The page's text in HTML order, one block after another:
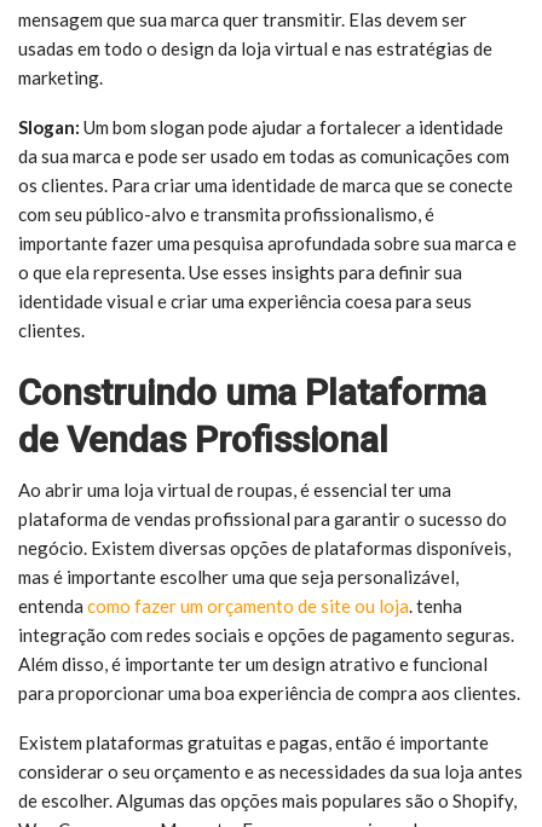
mensagem que sua marca quer transmitir. Elas devem ser
usadas em todo o design da loja virtual e nas estratégias de
marketing.
Slogan: Um bom slogan pode ajudar a fortalecer a identidade
da sua marca e pode ser usado em todas as comunicações com
os clientes. Para criar uma identidade de marca que se conecte
com seu público-alvo e transmita profissionalismo, é
importante fazer uma pesquisa aprofundada sobre sua marca e
o que ela representa. Use esses insights para definir sua
identidade visual e criar uma experiência coesa para seus
clientes.
Construindo uma Plataforma
de Vendas Profissional
Ao abrir uma loja virtual de roupas, é essencial ter uma
plataforma de vendas profissional para garantir o sucesso do
negócio. Existem diversas opções de plataformas disponíveis,
mas é importante escolher uma que seja personalizável,
entenda como fazer um orçamento de site ou loja. tenha
integração com redes sociais e opções de pagamento seguras.
Além disso, é importante ter um design atrativo e funcional
para proporcionar uma boa experiência de compra aos clientes.
Existem plataformas gratuitas e pagas, então é importante
considerar o seu orçamento e as necessidades da sua loja antes
de escolher. Algumas das opções mais populares são o Shopify,